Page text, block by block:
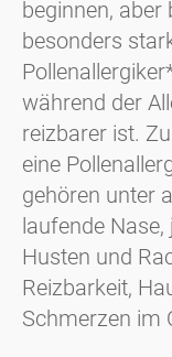
beginnen,
besonders
während der
reizbarer ist.
eine
gehören unter
laufende
Husten und
Reizbarkeit,
Schmerzen im